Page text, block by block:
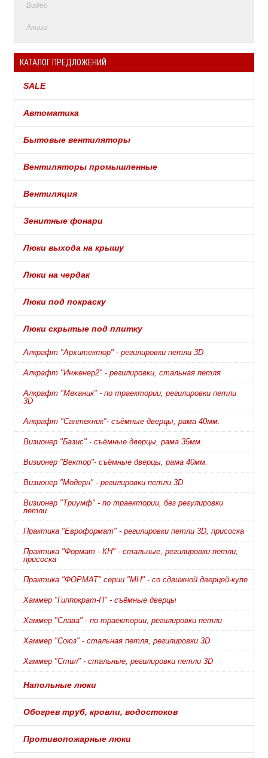
Видео
Акции
КАТАЛОГ ПРЕДЛОЖЕНИЙ
SALE
Автоматика
Бытовые вентиляторы
Вентиляторы промышленные
Вентиляция
Зенитные фонари
Люки выхода на крышу
Люки на чердак
Люки под покраску
Люки скрытые под плитку
Алкрафт "Архитектор" - регилировки петли 3D
Алкрафт "Инженер2" - регилировки, стальная петля
Алкрафт "Механик" - по траектории, регилировки петли
3D
Алкрафт "Сантехник"- съёмные дверцы, рама 40мм.
Визионер "Базис" - съёмные дверцы, рама 35мм.
Визионер "Вектор"- съёмные дверцы, рама 40мм.
Визионер "Модерн" - регилировки петли 3D
Визионер "Триумф" - по траектории, без регулировки
петли
Практика "Евроформат" - регилировки петли 3D, присоска
Практика "Формат - КН" - стальные, регилировки петли,
присоска
Практика "ФОРМАТ" серии "МН" - со сдвижной дверцей-купе
Хаммер "Гиппократ-П" - съёмные дверцы
Хаммер "Слава" - по траектории, регилировки петли
Хаммер "Союз" - стальная петля, регилировки 3D
Хаммер "Стил" - стальные, регилировки петли 3D
Напольные люки
Обогрев труб, кровли, водостоков
Противопожарные люки